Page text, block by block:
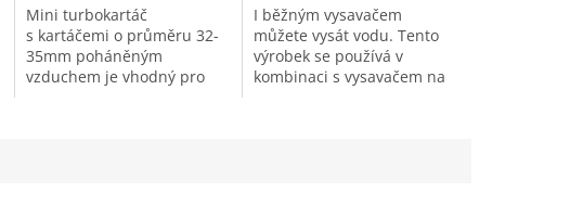
hvězdiček.
Mini turbokartáč
s kartáčemi o průměru 32-
35mm poháněným
vzduchem je vhodný pro
hvězdiček.
I běžným vysavačem
můžete vysát vodu. Tento
výrobek se používá v
kombinaci s vysavačem na